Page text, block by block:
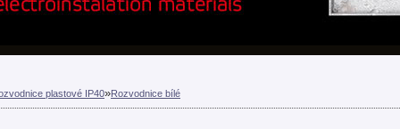
plastové IP40»Rozvodnice bílé